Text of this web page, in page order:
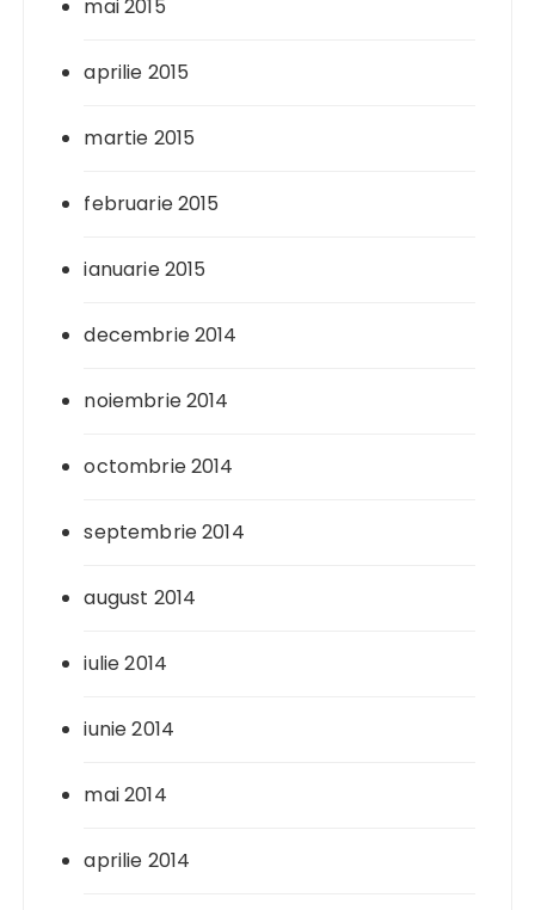
mai 2015
aprilie 2015
martie 2015
februarie 2015
ianuarie 2015
decembrie 2014
noiembrie 2014
octombrie 2014
septembrie 2014
august 2014
iulie 2014
iunie 2014
mai 2014
aprilie 2014